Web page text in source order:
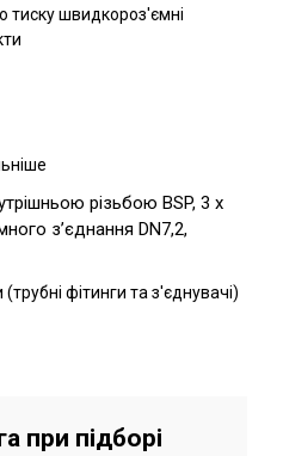
тиску швидкороз'ємні
різьбою BSP, 3 x
з’єднання DN7,2,
(трубні фітинги та з'єднувачі)
при підборі